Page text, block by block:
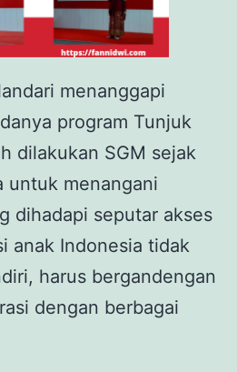
menanggapi
program Tunjuk
dilakukan SGM sejak
untuk menangani
dihadapi seputar akses
anak Indonesia tidak
harus bergandengan
dengan berbagai